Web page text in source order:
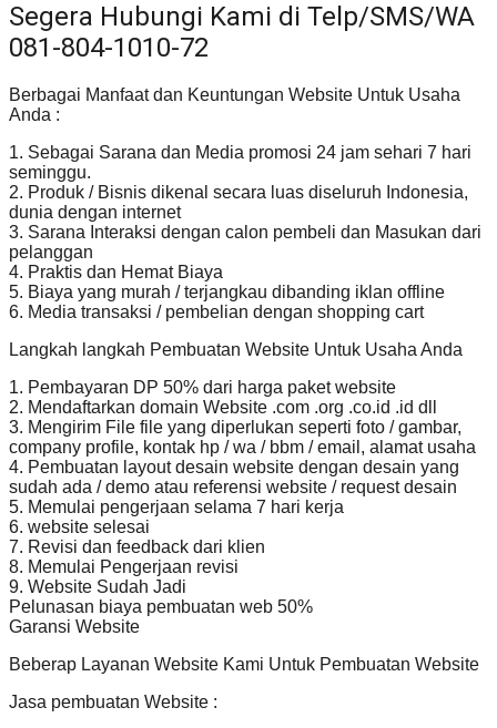
Segera Hubungi Kami di Telp/SMS/WA
081-804-1010-72
Berbagai Manfaat dan Keuntungan Website Untuk Usaha
Anda :
1. Sebagai Sarana dan Media promosi 24 jam sehari 7 hari
seminggu.
2. Produk / Bisnis dikenal secara luas diseluruh Indonesia,
dunia dengan internet
3. Sarana Interaksi dengan calon pembeli dan Masukan dari
pelanggan
4. Praktis dan Hemat Biaya
5. Biaya yang murah / terjangkau dibanding iklan offline
6. Media transaksi / pembelian dengan shopping cart
Langkah langkah Pembuatan Website Untuk Usaha Anda
1. Pembayaran DP 50% dari harga paket website
2. Mendaftarkan domain Website .com .org .co.id .id dll
3. Mengirim File file yang diperlukan seperti foto / gambar,
company profile, kontak hp / wa / bbm / email, alamat usaha
4. Pembuatan layout desain website dengan desain yang
sudah ada / demo atau referensi website / request desain
5. Memulai pengerjaan selama 7 hari kerja
6. website selesai
7. Revisi dan feedback dari klien
8. Memulai Pengerjaan revisi
9. Website Sudah Jadi
Pelunasan biaya pembuatan web 50%
Garansi Website
Beberap Layanan Website Kami Untuk Pembuatan Website
Jasa pembuatan Website :